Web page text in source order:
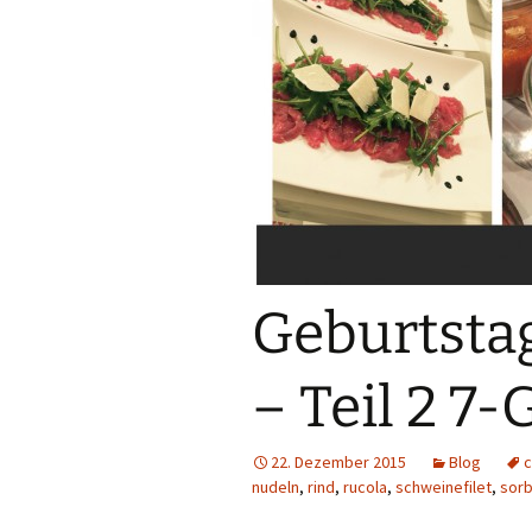
Sublimation
Lasercut-Dateien
Plotter-Dateien
eBooks
FreeBooks
Exklusiv Freebies
Accessories
Gewerbelizenzen
– Teil 2 7-
22. Dezember 2015 Blog
nudeln, rind, rucola, schweinefilet,